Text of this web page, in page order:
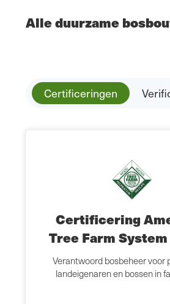
Alle duurzame
Certificeringen
Certificering
Tree Farm System
Verantwoord bosbeheer voor
landeigenaren en bossen in